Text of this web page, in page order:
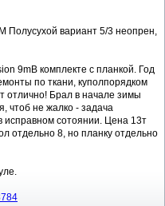
Полусухой вариант 5/3 неопрен,
9mВ комплекте с планкой. Год
по ткани, куполпорядком
отлично! Брал в начале зимы
чтоб не жалко - задача
исправном сотоянии. Цена 13т
отдельно 8, но планку отдельно